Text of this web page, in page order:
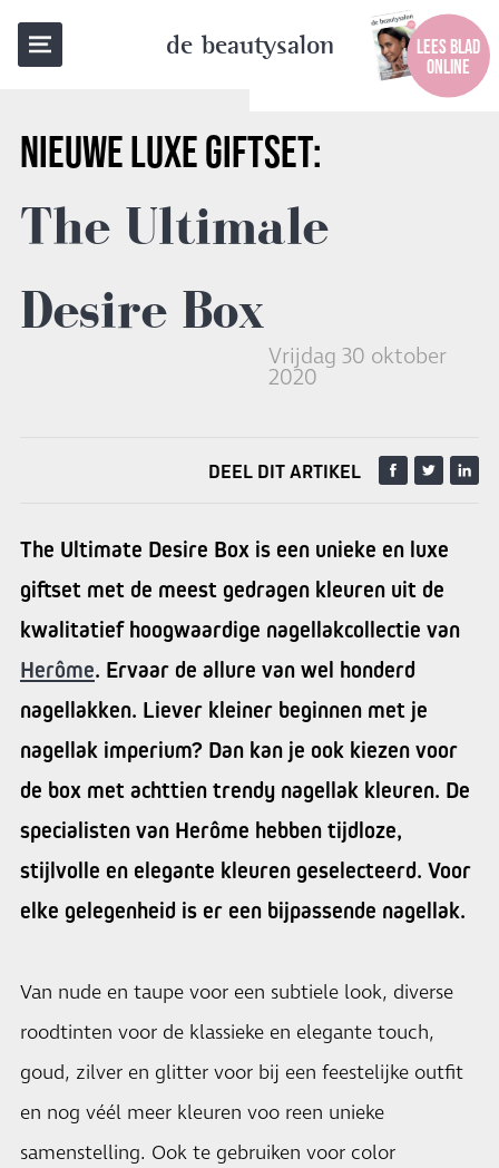
de beautysalon
LEES BLAD
ONLINE
NIEUWELUXE GIFTSET:
The Ultimale
Desire Box
Vrijdag 30 oktober
2020
TERUG NAAR OVERZICHT
DEEL DIT ARTIKEL
The Ultimate Desire Box is een unieke en luxe
giftset met de meest gedragen kleuren uit de
kwalitatief hoogwaardige nagellakcollectie van
Herôme. Ervaar de allure van wel honderd
nagellakken. Liever kleiner beginnen met je
nagellak imperium? Dan kan je ook kiezen voor
de box met achttien trendy nagellak kleuren. De
specialisten van Herôme hebben tijdloze,
stijlvolle en elegante kleuren geselecteerd. Voor
elke gelegenheid is er een bijpassende nagellak.
Van nude en taupe voor een subtiele look, diverse
roodtinten voor de klassieke en elegante touch,
goud, zilver en glitter voor bij een feestelijke outfit
en nog véél meer kleuren voo reen unieke
samenstelling. Ook te gebruiken voor color